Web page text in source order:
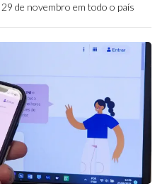
de novembro em todo o país